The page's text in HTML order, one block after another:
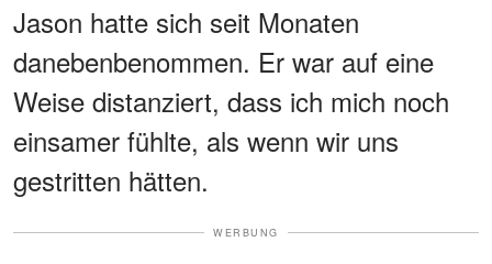
Jason hatte sich seit Monaten
danebenbenommen. Er war auf eine
Weise distanziert, dass ich mich noch
einsamer fühlte, als wenn wir uns
gestritten hätten.
WERBUNG